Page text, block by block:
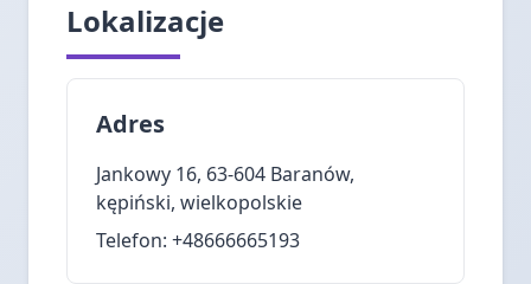
Lokalizacje
Adres
Jankowy 16, 63-604 Baranów,
kępiński, wielkopolskie
Telefon: +48666665193